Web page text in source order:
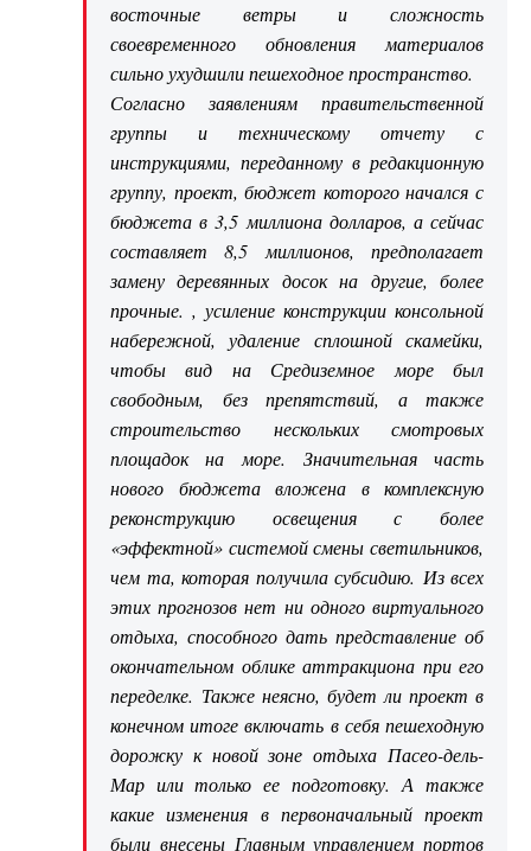
восточные ветры и сложность
своевременного обновления материалов
сильно ухудшили пешеходное пространство.
Согласно заявлениям правительственной
группы и техническому отчету с
инструкциями, переданному в редакционную
группу, проект, бюджет которого начался с
бюджета в 3,5 миллиона долларов, а сейчас
составляет 8,5 миллионов, предполагает
замену деревянных досок на другие, более
прочные. , усиление конструкции консольной
набережной, удаление сплошной скамейки,
чтобы вид на Средиземное море был
свободным, без препятствий, а также
строительство нескольких смотровых
площадок на море. Значительная часть
нового бюджета вложена в комплексную
реконструкцию освещения с более
«эффектной» системой смены светильников,
чем та, которая получила субсидию. Из всех
этих прогнозов нет ни одного виртуального
отдыха, способного дать представление об
окончательном облике аттракциона при его
переделке. Также неясно, будет ли проект в
конечном итоге включать в себя пешеходную
дорожку к новой зоне отдыха Пасео-дель-
Мар или только ее подготовку. А также
какие изменения в первоначальный проект
были внесены Главным управлением портов